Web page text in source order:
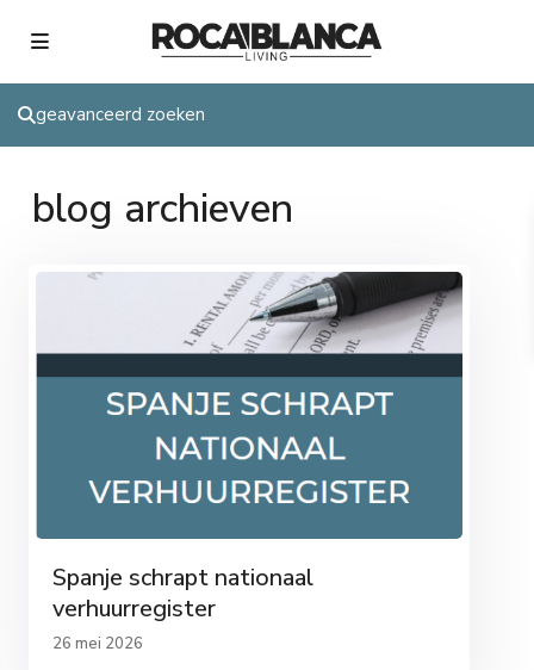
geavanceerd zoeken
blog archieven
Spanje schrapt nationaal
verhuurregister
26 mei 2026